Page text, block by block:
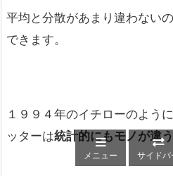
平均と分散があまり違わない
できます。
１９９４年のイチローのよう
ッターは統計的にもモノが違う
メニュー サイドバ